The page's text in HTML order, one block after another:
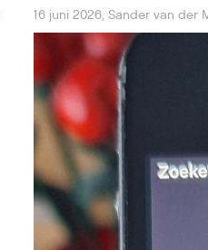
16 juni 2026,Sander van der